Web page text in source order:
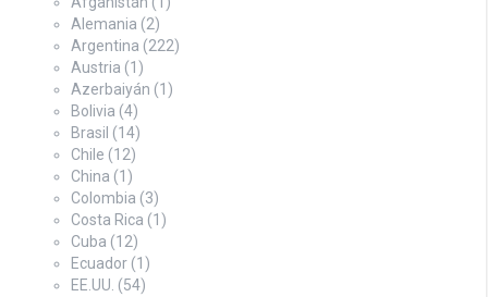
Alemania (2)
Argentina (222)
Austria (1)
Azerbaiyán (1)
Bolivia (4)
Brasil (14)
Chile (12)
China (1)
Colombia (3)
Costa Rica (1)
Cuba (12)
Ecuador (1)
EE.UU. (54)